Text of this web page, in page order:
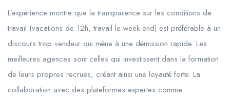
L’expérience montre que la transparence sur les conditions de
travail (vacations de 12h, travail le week-end) est préférable à un
discours trop vendeur qui mène à une démission rapide. Les
meilleures agences sont celles qui investissent dans la formation
de leurs propres recrues, créant ainsi une loyauté forte. La
collaboration avec des plateformes expertes comme